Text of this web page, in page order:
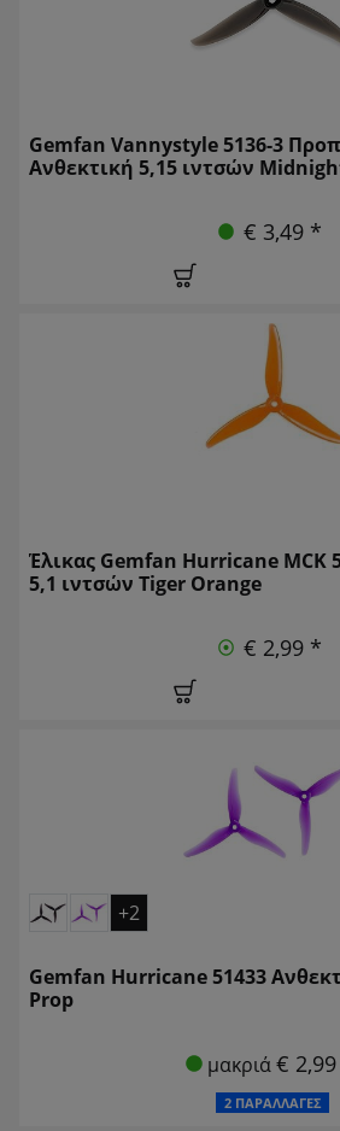
Gemfan Vannystyle 5136-3
Ανθεκτική 5,15 ιντσών
€ 3,49 *
Έλικας Gemfan Hurricane MCK
5,1 ιντσών Tiger Orange
€ 2,99 *
+2
Gemfan Hurricane 51433
Prop
μακριά€
2 ΠΑΡΑΛΛΑΓΈΣ